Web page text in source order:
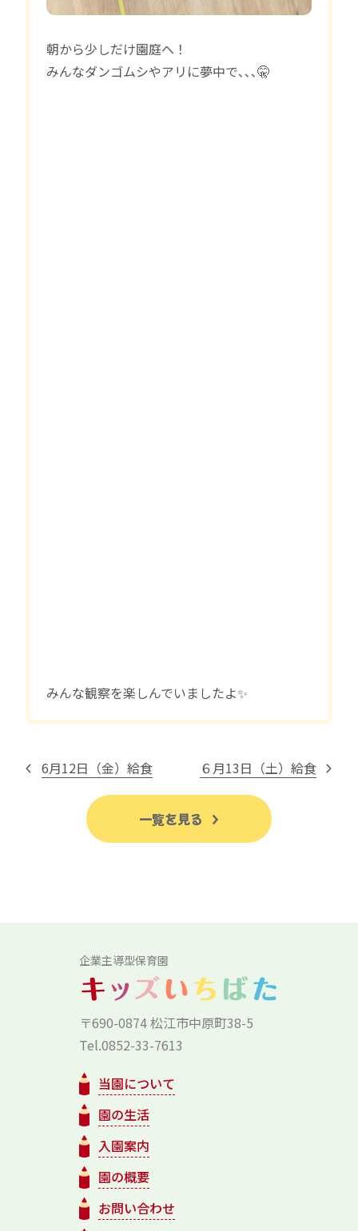
朝から少しだけ園庭へ！
みんなダンゴムシやアリに夢中で､､､🤫
みんな観察を楽しんでいましたよ✨
6月12日（金）給食 ６月13日（土）給食
一覧を見る
企業主導型保育園
〒690-0874 松江市中原町38-5
Tel.0852-33-7613
当園について
園の生活
入園案内
園の概要
お問い合わせ